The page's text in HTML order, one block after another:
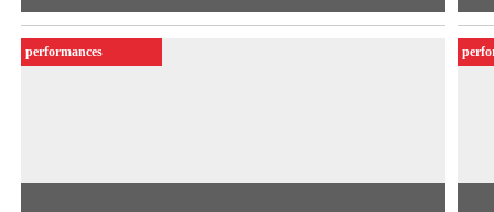
O artista argentino protagoniza uma performance fortemente
politizada, que coloca o corpo no centro de uma discussão
sobre manipulação, vigilância e violência.
É
performances